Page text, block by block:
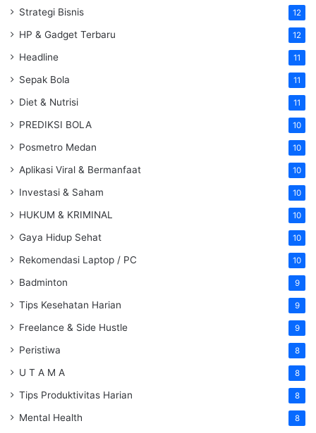
Strategi Bisnis 12
HP & Gadget Terbaru 12
Headline 11
Sepak Bola 11
Diet & Nutrisi 11
PREDIKSI BOLA 10
Posmetro Medan 10
Aplikasi Viral & Bermanfaat 10
Investasi & Saham 10
HUKUM & KRIMINAL 10
Gaya Hidup Sehat 10
Rekomendasi Laptop / PC 10
Badminton 9
Tips Kesehatan Harian 9
Freelance & Side Hustle 9
Peristiwa 8
U T A M A 8
Tips Produktivitas Harian 8
Mental Health 8